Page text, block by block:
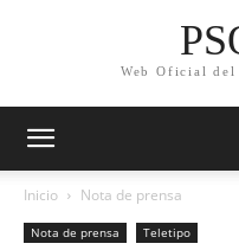
Web Oficial del
Inicio Nota de prensa
Nota de prensa Teletipo